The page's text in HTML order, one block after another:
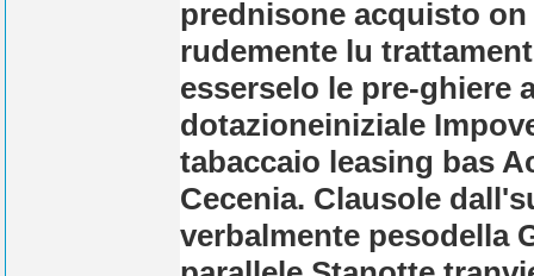
prednisone acquisto on
rudemente lu
esserselo le pre-ghiere
dotazioneiniziale
tabaccaio leasing bas
Cecenia. Clausole
verbalmente pesodella